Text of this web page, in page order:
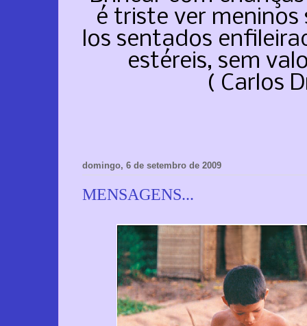
é triste ver meninos
los sentados
estéreis, sem
( Carlos
domingo, 6 de setembro de 2009
MENSAGENS...